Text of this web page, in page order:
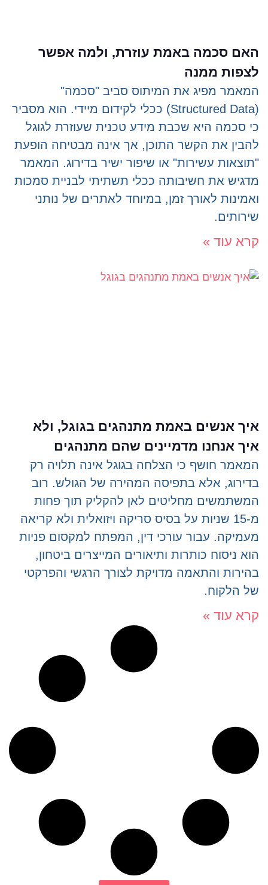
האם סכמה באמת עוזרת, ולמה אפשר
לצפות ממנה
המאמר מפיג את המיתוס סביב "סכמה"
(Structured Data) ככלי לקידום מיידי. הוא מסביר
כי סכמה היא שכבת מידע טכנית שעוזרת לגוגל
להבין את הקשר התוכן, אך אינה מבטיחה הופעת
"תוצאות עשירות" או שיפור ישיר בדירוג. המאמר
מדגיש את חשיבותה ככלי תשתיתי לבניית סמכות
ואמינות לאורך זמן, במיוחד לאתרים של נותני
שירותים.
קרא עוד »
איך אנשים באמת מתנהגים בגוגל, ולא
איך אנחנו מדמיינים שהם מתנהגים
המאמר חושף כי הצלחה בגוגל אינה תלויה רק
בדירוג, אלא בתפיסה המהירה של הגולש. רוב
המשתמשים מחליטים לאן להקליק תוך פחות
מ-15 שניות על בסיס סריקה ויזואלית ולא קריאה
מעמיקה. עבור עורכי דין, המפתח למקסום פניות
הוא ניסוח כותרות ותיאורים המייצרים ביטחון,
בהירות והתאמה מדויקת לצורך הרגשי והפרקטי
של הלקוח.
קרא עוד »